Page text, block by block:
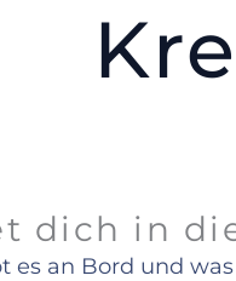
dich in
es an Bord und